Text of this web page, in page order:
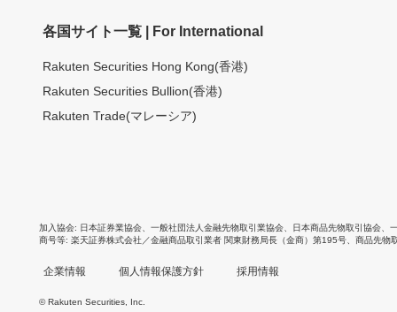
各国サイト一覧 | For International
Rakuten Securities Hong Kong(香港)
Rakuten Securities Bullion(香港)
Rakuten Trade(マレーシア)
加入協会 日本証券業協会 一般社団法人金融先物取引業協会 日本商品先物取引協会
商号等 楽天証券株式会社／金融商品取引業者 関東財務局長（金商）第195号、商品先物
企業情報 個人情報保護方針 採用情報
© Rakuten Securities, Inc.